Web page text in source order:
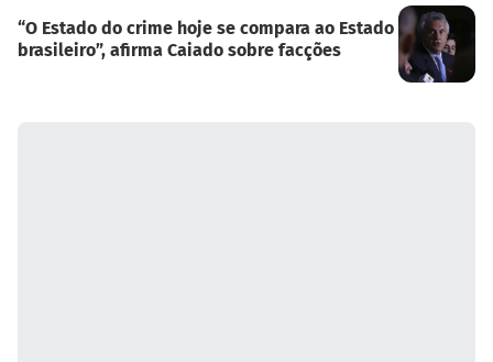
“O Estado do crime hoje se compara ao Estado
brasileiro”, afirma Caiado sobre facções